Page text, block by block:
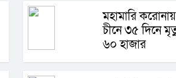
মহামারি করোনায়
চীনে ৩৫ দিনে
৬০ হাজার